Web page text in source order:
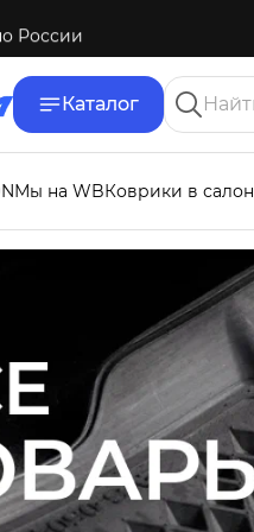
России
Каталог
Мы на WBКоврики в салон